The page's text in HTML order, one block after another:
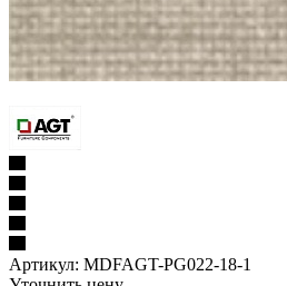
Артикул: MDFAGT-PG022-18-1